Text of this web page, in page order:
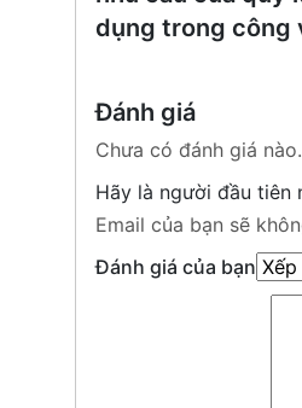
dụng trong công
Đánh giá
Chưa có đánh giá nào.
Hãy là người đầu tiên
Email của bạn sẽ
Đánh giá của bạn